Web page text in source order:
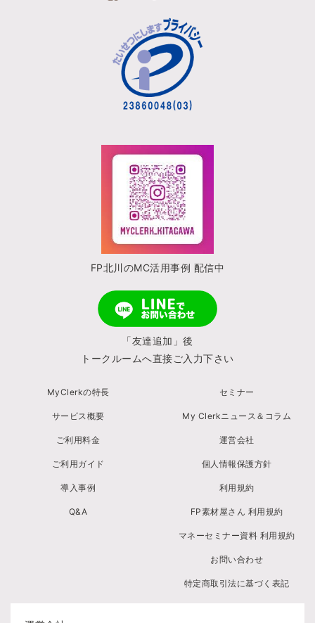
FP北川のMC活用事例 配信中
「友達追加」後
トークルームへ直接ご入力下さい
MyClerkの特長
サービス概要
ご利用料金
ご利用ガイド
導入事例
Q&A
セミナー
My Clerkニュース＆コラム
運営会社
個人情報保護方針
利用規約
FP素材屋さん 利用規約
マネーセミナー資料 利用規約
お問い合わせ
特定商取引法に基づく表記